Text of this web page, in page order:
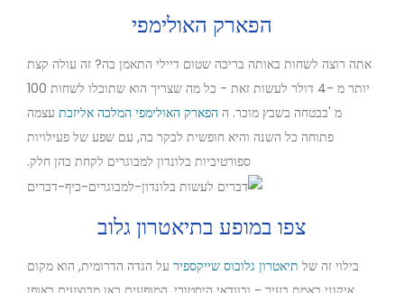
הפארק האולימפי
אתה רוצה לשחות באותה בריכה שטום דיילי התאמן בה? זה עולה קצת
יותר מ -4 דולר לעשות זאת - כל מה שצריך הוא שתוכלו לשחות 100
מ 'בבטחה בשבץ מוכר. ה הפארק האולימפי המלכה אליזבת עצמה
פתוחה כל השנה והיא חופשית לבקר בה, עם שפע של פעילויות
ספורטיביות בלונדון למבוגרים לקחת בהן חלק.
צפו במופע בתיאטרון גלוב
בילוי זה של תיאטרון גלובוס שייקספיר על הגדה הדרומית, הוא מקום